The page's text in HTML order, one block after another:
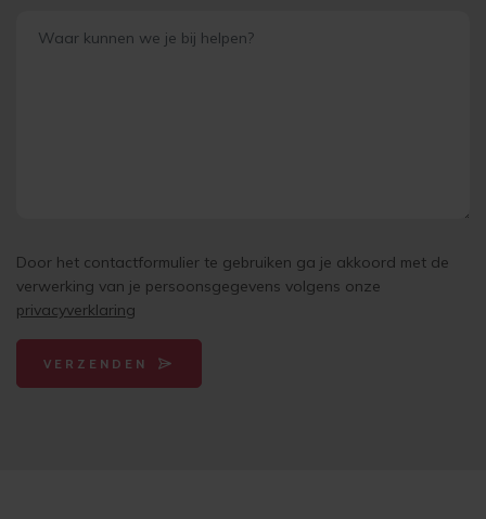
Door het contactformulier te gebruiken ga je akkoord met de
verwerking van je persoonsgegevens volgens onze
privacyverklaring
VERZENDEN